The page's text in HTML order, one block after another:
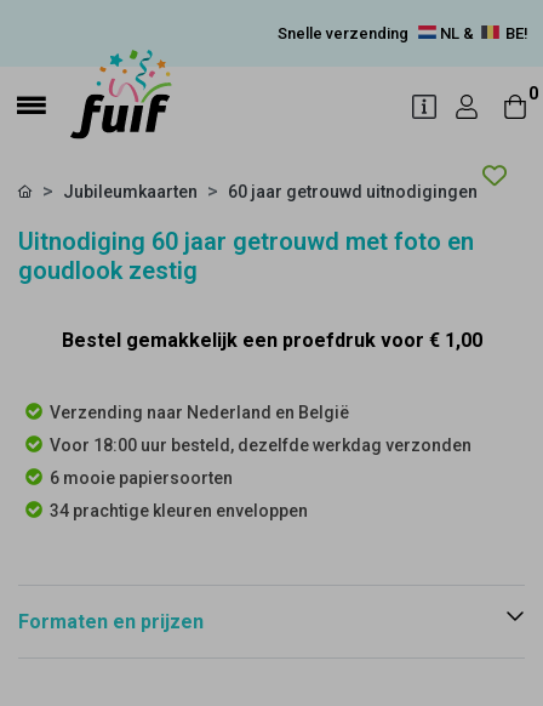
Snelle verzending NL & BE!
0
Jubileumkaarten 60 jaar getrouwd uitnodigingen
Uitnodiging 60 jaar getrouwd met foto en
goudlook zestig
Bestel gemakkelijk een proefdruk voor € 1,00
Verzending naar Nederland en België
Voor 18:00 uur besteld, dezelfde werkdag verzonden
6 mooie papiersoorten
34 prachtige kleuren enveloppen
Formaten en prijzen